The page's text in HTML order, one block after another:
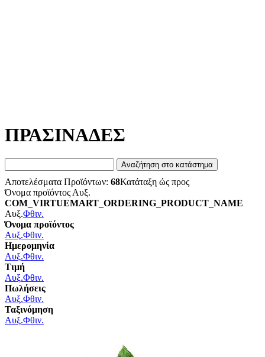
ΠΡΑΣΙΝΑΔΕΣ
Αποτελέσματα Προϊόντων: 68Κατάταξη ώς προς
Όνομα προϊόντος Αυξ.
COM_VIRTUEMART_ORDERING_PRODUCT_NAME
Αυξ.Φθιν.
Όνομα προϊόντος
Αυξ.Φθιν.
Ημερομηνία
Αυξ.Φθιν.
Τιμή
Αυξ.Φθιν.
Πωλήσεις
Αυξ.Φθιν.
Ταξινόμηση
Αυξ.Φθιν.